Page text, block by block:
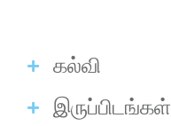
கல்வி
இருப்பிடங்கள்